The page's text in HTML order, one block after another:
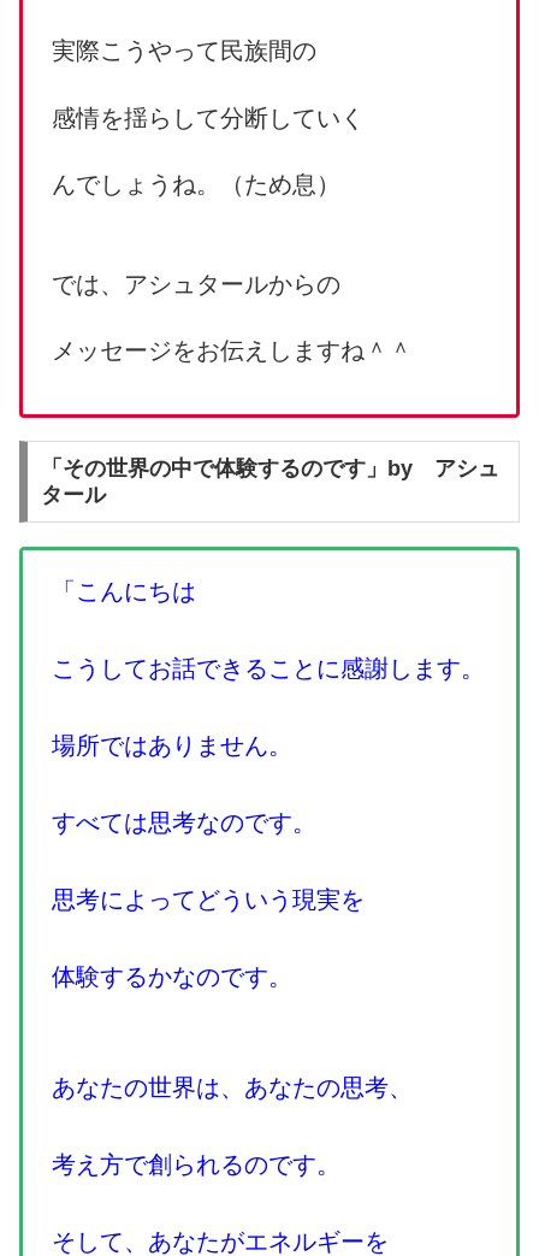
実際こうやって民族間の
感情を揺らして分断していく
んでしょうね。（ため息）
では、アシュタールからの
メッセージをお伝えしますね＾＾
「その世界の中で体験するのです」by アシュ
タール
「こんにちは
こうしてお話できることに感謝します。
場所ではありません。
すべては思考なのです。
思考によってどういう現実を
体験するかなのです。
あなたの世界は、あなたの思考、
考え方で創られるのです。
そして、あなたがエネルギーを